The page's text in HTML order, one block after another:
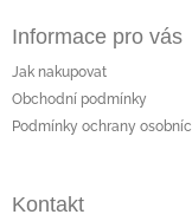
Informace pro vás
Jak nakupovat
Obchodní podmínky
Podmínky ochrany
Kontakt